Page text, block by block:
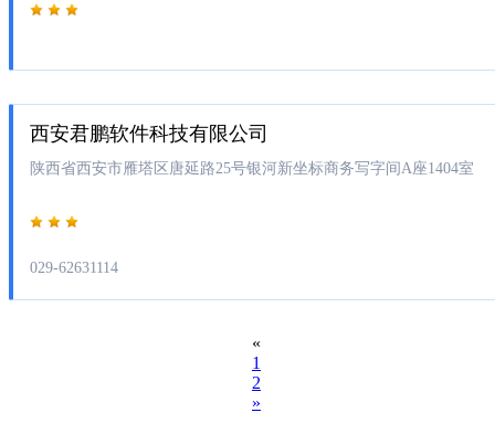
西安君鹏软件科技有限公司
陕西省西安市雁塔区唐延路25号银河新坐标商务写字间A座1404室
029-62631114
«
1
2
»